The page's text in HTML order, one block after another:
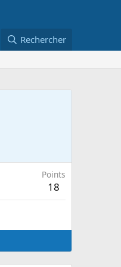
Rechercher
Points
18